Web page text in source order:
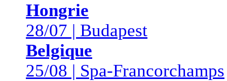
Hongrie
28/07 | Budapest
Belgique
25/08 | Spa-Francorchamps